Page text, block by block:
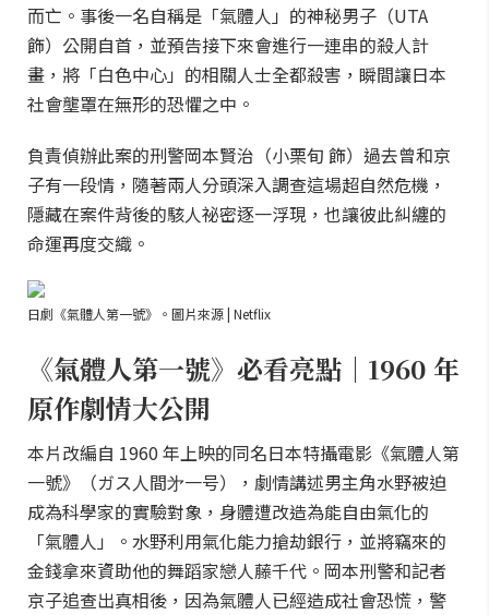
而亡。事後一名自稱是「氣體人」的神秘男子（UTA
飾）公開自首，並預告接下來會進行一連串的殺人計
畫，將「白色中心」的相關人士全都殺害，瞬間讓日本
社會壟罩在無形的恐懼之中。
負責偵辦此案的刑警岡本賢治（小栗旬 飾）過去曾和京
子有一段情，隨著兩人分頭深入調查這場超自然危機，
隱藏在案件背後的駭人祕密逐一浮現，也讓彼此糾纏的
命運再度交織。
日劇《氣體人第一號》。圖片來源 | Netflix
《氣體人第一號》必看亮點｜1960 年
原作劇情大公開
本片改編自 1960 年上映的同名日本特攝電影《氣體人第
一號》（ガス人間㐧一号），劇情講述男主角水野被迫
成為科學家的實驗對象，身體遭改造為能自由氣化的
「氣體人」。水野利用氣化能力搶劫銀行，並將竊來的
金錢拿來資助他的舞蹈家戀人藤千代。岡本刑警和記者
京子追查出真相後，因為氣體人已經造成社會恐慌，警